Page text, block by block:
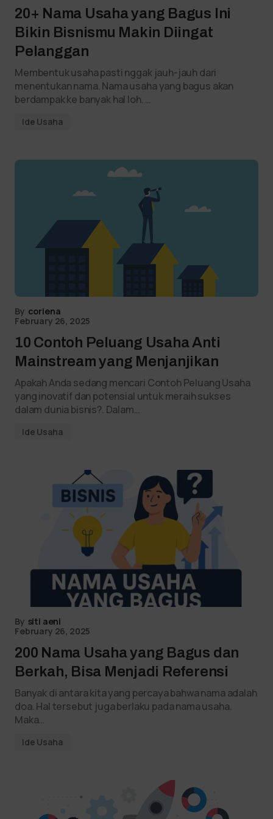
20+ Nama Usaha yang Bagus Ini
Bikin Bisnismu Makin Diingat
Pelanggan
Membentuk usaha pasti nggak jauh-jauh dari
menentukan nama. Nama usaha yang bagus akan
berdampak ke banyak hal loh. …
Ide Usaha
By coriena
February 26, 2025
10 Contoh Peluang Usaha Anti
Mainstream yang Menjanjikan
Apakah Anda sedang mencari Contoh Peluang Usaha
yang inovatif dan potensial untuk meraih sukses
dalam dunia bisnis?. Dalam…
Ide Usaha
By siti aeni
February 26, 2025
200 Nama Usaha yang Bagus dan
Berkah, Bisa Menjadi Referensi
Banyak di antara kita yang percaya bahwa nama adalah
doa. Hal tersebut juga berlaku pada nama usaha.
Maka…
Ide Usaha